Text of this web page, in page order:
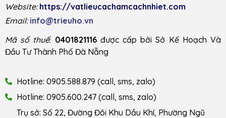
Website: https://vatlieucachamcachnhiet.com
Email: info@trieuho.vn
Mã số thuế: 0401821116được cấp bởi Sở Kế Hoạch Và
Đầu Tư Thành Phố Đà Nẵng
Hotline: 0905.588.879 (call, sms, zalo)
Hotline: 0905.600.247 (call, sms, zalo)
Trụ sở: Số 22, Đường Đôi Khu Dầu Khí, Phường Ngũ